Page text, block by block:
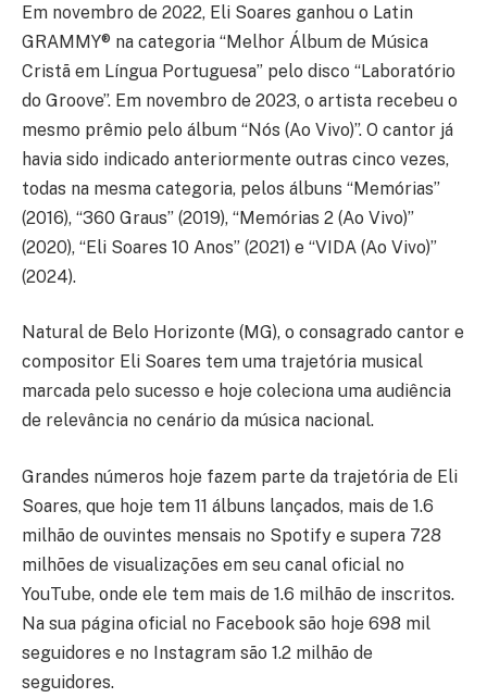
Em novembro de 2022, Eli Soares ganhou o Latin
GRAMMY®️ na categoria “Melhor Álbum de Música
Cristã em Língua Portuguesa” pelo disco “Laboratório
do Groove”. Em novembro de 2023, o artista recebeu o
mesmo prêmio pelo álbum “Nós (Ao Vivo)”. O cantor já
havia sido indicado anteriormente outras cinco vezes,
todas na mesma categoria, pelos álbuns “Memórias”
(2016), “360 Graus” (2019), “Memórias 2 (Ao Vivo)”
(2020), “Eli Soares 10 Anos” (2021) e “VIDA (Ao Vivo)”
(2024).
Natural de Belo Horizonte (MG), o consagrado cantor e
compositor Eli Soares tem uma trajetória musical
marcada pelo sucesso e hoje coleciona uma audiência
de relevância no cenário da música nacional.
Grandes números hoje fazem parte da trajetória de Eli
Soares, que hoje tem 11 álbuns lançados, mais de 1.6
milhão de ouvintes mensais no Spotify e supera 728
milhões de visualizações em seu canal oficial no
YouTube, onde ele tem mais de 1.6 milhão de inscritos.
Na sua página oficial no Facebook são hoje 698 mil
seguidores e no Instagram são 1.2 milhão de
seguidores.